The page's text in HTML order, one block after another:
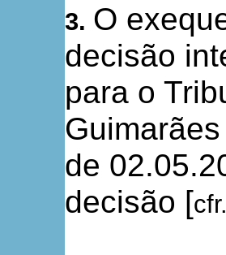
3. O
decisão
para o
de
decisão [